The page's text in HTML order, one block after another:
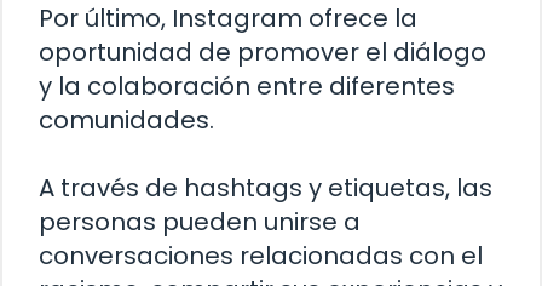
Por último, Instagram ofrece la
oportunidad de promover el diálogo
y la colaboración entre diferentes
comunidades.
A través de hashtags y etiquetas, las
personas pueden unirse a
conversaciones relacionadas con el